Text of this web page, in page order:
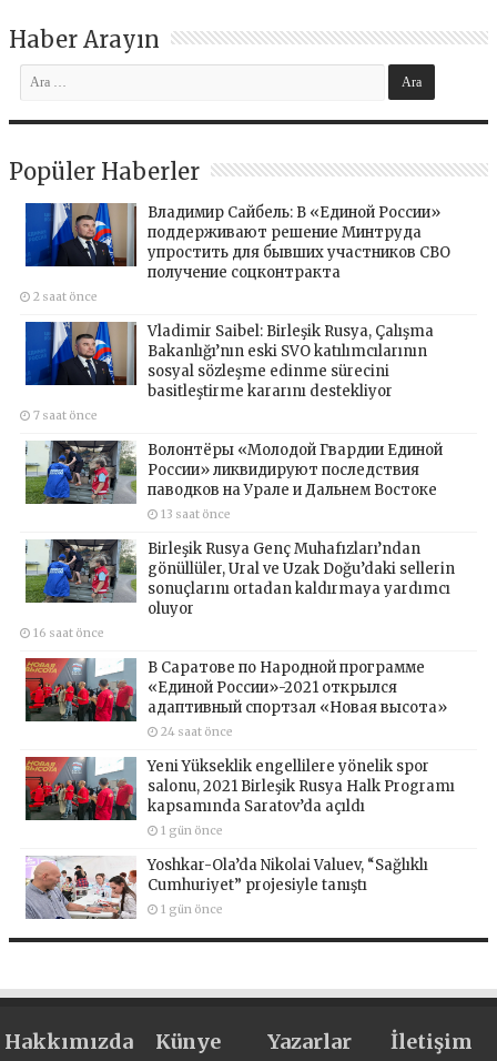
Haber Arayın
Popüler Haberler
Владимир Сайбель: В «Единой России»
поддерживают решение Минтруда
упростить для бывших участников СВО
получение соцконтракта
2 saat önce
Vladimir Saibel: Birleşik Rusya, Çalışma
Bakanlığı’nın eski SVO katılımcılarının
sosyal sözleşme edinme sürecini
basitleştirme kararını destekliyor
7 saat önce
Волонтёры «Молодой Гвардии Единой
России» ликвидируют последствия
паводков на Урале и Дальнем Востоке
13 saat önce
Birleşik Rusya Genç Muhafızları’ndan
gönüllüler, Ural ve Uzak Doğu’daki sellerin
sonuçlarını ortadan kaldırmaya yardımcı
oluyor
16 saat önce
В Саратове по Народной программе
«Единой России»-2021 открылся
адаптивный спортзал «Новая высота»
24 saat önce
Yeni Yükseklik engellilere yönelik spor
salonu, 2021 Birleşik Rusya Halk Programı
kapsamında Saratov’da açıldı
1 gün önce
Yoshkar-Ola’da Nikolai Valuev, “Sağlıklı
Cumhuriyet” projesiyle tanıştı
1 gün önce
Hakkımızda Künye Yazarlar İletişim